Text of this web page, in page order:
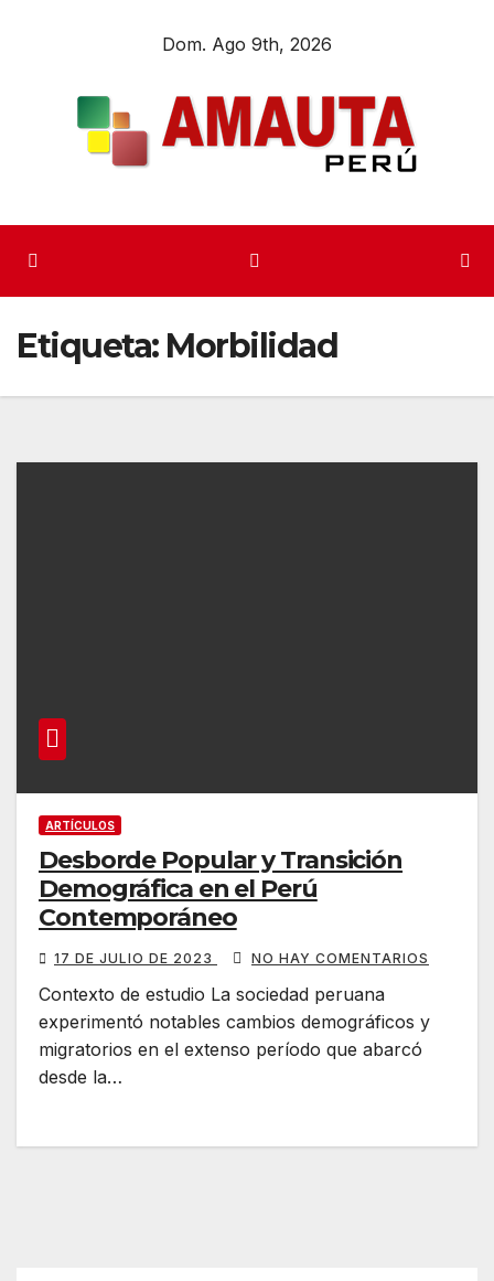
Dom. Ago 9th, 2026
Etiqueta: Morbilidad
ARTÍCULOS
Desborde Popular y Transición
Demográfica en el Perú
Contemporáneo
17 DE JULIO DE 2023 NO HAY COMENTARIOS
Contexto de estudio La sociedad peruana
experimentó notables cambios demográficos y
migratorios en el extenso período que abarcó
desde la…